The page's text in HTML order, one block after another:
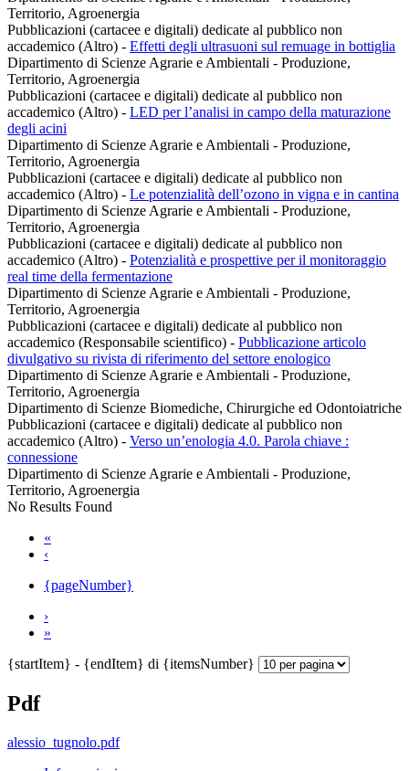
Territorio, Agroenergia
Pubblicazioni (cartacee e digitali) dedicate al pubblico non
accademico (Altro) - Effetti degli ultrasuoni sul remuage in bottiglia
Dipartimento di Scienze Agrarie e Ambientali - Produzione,
Territorio, Agroenergia
Pubblicazioni (cartacee e digitali) dedicate al pubblico non
accademico (Altro) - LED per l’analisi in campo della maturazione
degli acini
Dipartimento di Scienze Agrarie e Ambientali - Produzione,
Territorio, Agroenergia
Pubblicazioni (cartacee e digitali) dedicate al pubblico non
accademico (Altro) - Le potenzialità dell’ozono in vigna e in cantina
Dipartimento di Scienze Agrarie e Ambientali - Produzione,
Territorio, Agroenergia
Pubblicazioni (cartacee e digitali) dedicate al pubblico non
accademico (Altro) - Potenzialità e prospettive per il monitoraggio
real time della fermentazione
Dipartimento di Scienze Agrarie e Ambientali - Produzione,
Territorio, Agroenergia
Pubblicazioni (cartacee e digitali) dedicate al pubblico non
accademico (Responsabile scientifico) - Pubblicazione articolo
divulgativo su rivista di riferimento del settore enologico
Dipartimento di Scienze Agrarie e Ambientali - Produzione,
Territorio, Agroenergia
Dipartimento di Scienze Biomediche, Chirurgiche ed Odontoiatriche
Pubblicazioni (cartacee e digitali) dedicate al pubblico non
accademico (Altro) - Verso un’enologia 4.0. Parola chiave :
connessione
Dipartimento di Scienze Agrarie e Ambientali - Produzione,
Territorio, Agroenergia
No Results Found
«
‹
{pageNumber}
›
»
{startItem} - {endItem} di {itemsNumber}
Pdf
alessio_tugnolo.pdf